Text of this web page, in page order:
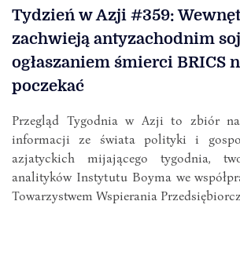
Tydzień w Azji #359:
zachwieją antyzachodnim
ogłaszaniem śmierci BRICS
poczekać
Przegląd Tygodnia w Azji to zbiór
informacji ze świata polityki i
azjatyckich mijającego tygodnia,
analityków Instytutu Boyma we
Towarzystwem Wspierania